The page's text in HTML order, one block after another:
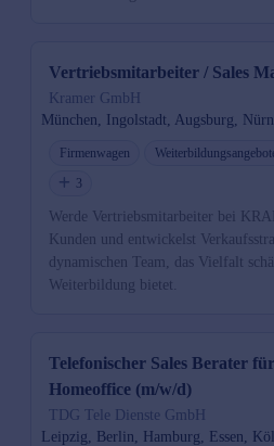
Vertriebsmitarbeiter / Sales
Kramer GmbH
München, Ingolstadt, Augsburg,
Firmenwagen
3
Werde Vertriebsmitarbeiter bei
Kunden und entwickelst
dynamischen Team, das Vielfalt
Weiterbildung bietet.
Telefonischer Sales Berater
Homeoffice (m/w/d)
TDG Tele Dienste GmbH
Leipzig, Berlin, Hamburg, Essen,